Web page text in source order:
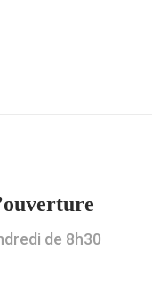
de 8h30